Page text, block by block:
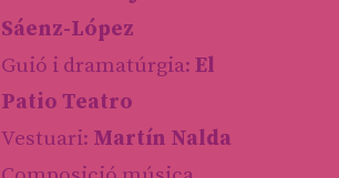
Sáenz-López
Guió i dramatúrgia: El
Patio Teatro
Vestuari: Martín Nalda